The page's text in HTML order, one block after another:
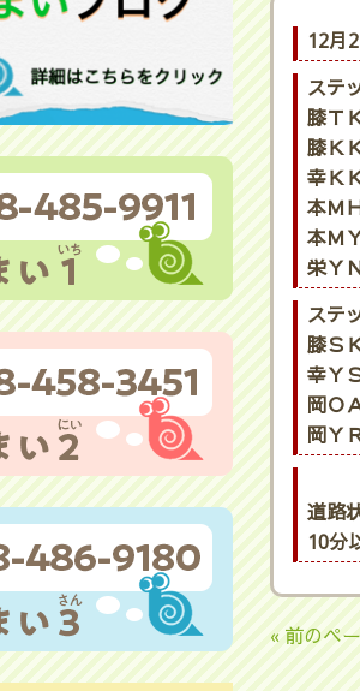
12月
ステ
膝Ｔ
膝Ｋ
幸Ｋ
本Ｍ
本Ｍ
栄Ｙ
ステ
膝Ｓ
幸Ｙ
岡Ｏ
岡Ｙ
道路
10分
« 前のペ